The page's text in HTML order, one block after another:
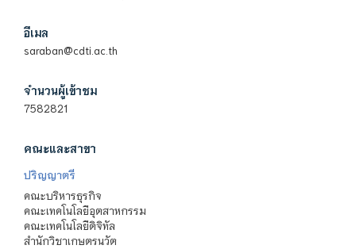
อีเมล
saraban@cdti.ac.th
จำนวนผู้เข้าชม
7582821
คณะและสาขา
ปริญญาตรี
คณะบริหารธุรกิจ
คณะเทคโนโลยีอุตสาหกรรม
คณะเทคโนโลยีดิจิทัล
สำนักวิชาเกษตรนวัต